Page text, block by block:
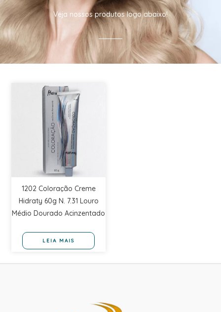
Veja nossos produtos logo abaixo!
1202 Coloração Creme
Hidraty 60g N. 7.31 Louro
Médio Dourado Acinzentado
LEIA MAIS